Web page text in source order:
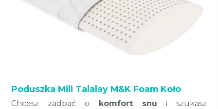
Poduszka Mili Talalay M&K Foam Koło
Chcesz zadbać o komfort snu i szukasz